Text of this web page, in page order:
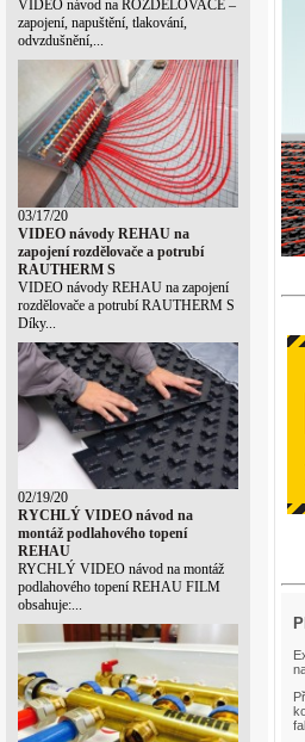
VIDEO návod na ROZDĚLOVAČE –
zapojení, napuštění, tlakování,
odvzdušnění,...
03/17/20
VIDEO návody REHAU na
zapojení rozdělovače a potrubí
RAUTHERM S
VIDEO návody REHAU na zapojení
rozdělovače a potrubí RAUTHERM S
Díky...
02/19/20
RYCHLÝ VIDEO návod na
montáž podlahového topení
REHAU
RYCHLÝ VIDEO návod na montáž
podlahového topení REHAU FILM
obsahuje:...